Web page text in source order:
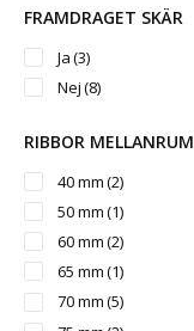
FRAMDRAGET SKÄR
Ja(3)
Nej(8)
RIBBOR MELLANRUM
40 mm(2)
50 mm(1)
60 mm(2)
65 mm(1)
70 mm(5)